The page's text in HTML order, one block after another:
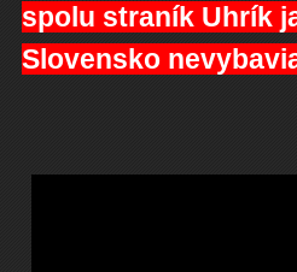
spolu straník Uhrík
Slovensko